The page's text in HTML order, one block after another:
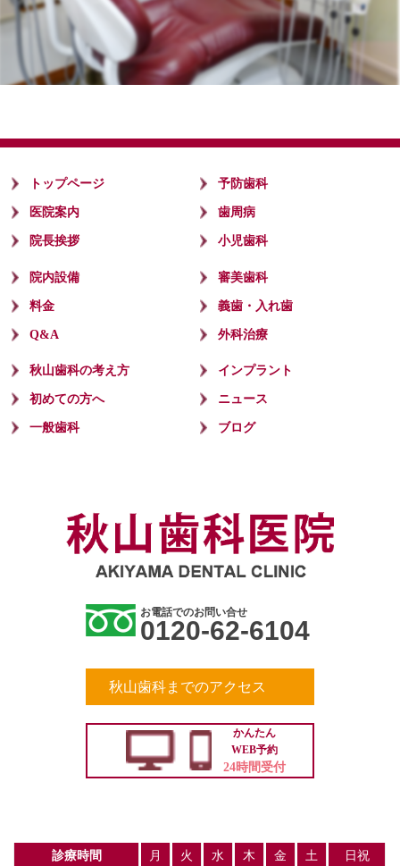
トップページ
医院案内
院長挨拶
院内設備
料金
Q&A
秋山歯科の考え方
初めての方へ
一般歯科
予防歯科
歯周病
小児歯科
審美歯科
義歯・入れ歯
外科治療
インプラント
ニュース
ブログ
お電話でのお問い合せ
0120-62-6104
秋山歯科までのアクセス
かんたん
WEB予約
24時間受付
診療時間 月 火 水 木 金 土 日祝